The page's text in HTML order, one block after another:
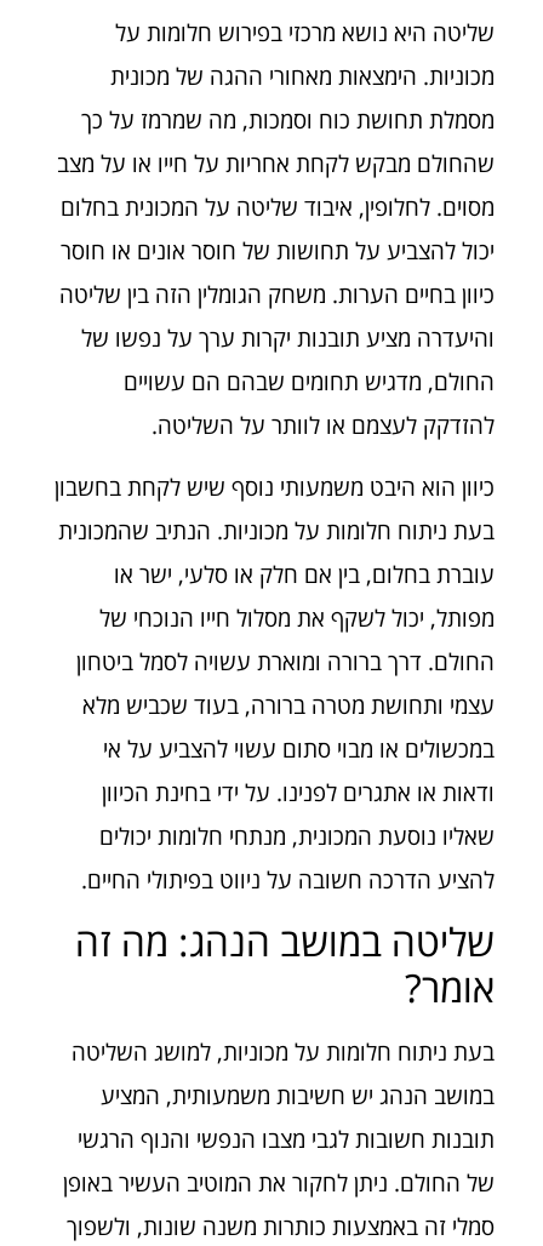
שליטה היא נושא מרכזי בפירוש חלומות על
מכוניות. הימצאות מאחורי ההגה של מכונית
מסמלת תחושת כוח וסמכות, מה שמרמז על כך
שהחולם מבקש לקחת אחריות על חייו או על מצב
מסוים. לחלופין, איבוד שליטה על המכונית בחלום
יכול להצביע על תחושות של חוסר אונים או חוסר
כיוון בחיים הערות. משחק הגומלין הזה בין שליטה
והיעדרה מציע תובנות יקרות ערך על נפשו של
החולם, מדגיש תחומים שבהם הם עשויים
להזדקק לעצמם או לוותר על השליטה.
כיוון הוא היבט משמעותי נוסף שיש לקחת בחשבון
בעת ניתוח חלומות על מכוניות. הנתיב שהמכונית
עוברת בחלום, בין אם חלק או סלעי, ישר או
מפותל, יכול לשקף את מסלול חייו הנוכחי של
החולם. דרך ברורה ומוארת עשויה לסמל ביטחון
עצמי ותחושת מטרה ברורה, בעוד שכביש מלא
במכשולים או מבוי סתום עשוי להצביע על אי
ודאות או אתגרים לפנינו. על ידי בחינת הכיוון
שאליו נוסעת המכונית, מנתחי חלומות יכולים
להציע הדרכה חשובה על ניווט בפיתולי החיים.
שליטה במושב הנהג: מה זה
אומר?
בעת ניתוח חלומות על מכוניות, למושג השליטה
במושב הנהג יש חשיבות משמעותית, המציע
תובנות חשובות לגבי מצבו הנפשי והנוף הרגשי
של החולם. ניתן לחקור את המוטיב העשיר באופן
סמלי זה באמצעות כותרות משנה שונות, ולשפוך